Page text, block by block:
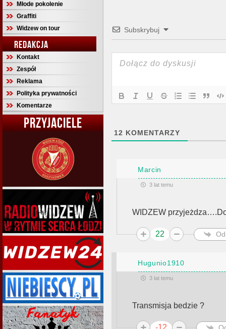
Młode pokolenie
Graffiti
Widzew on tour
REDAKCJA
Kontakt
Zespół
Reklama
Polityka prywatności
Komentarze
PRZYJACIELE
Subskrybuj
12 KOMENTARZY
Marcin
3 lat temu
WIDZEW
22
Hugunio1910
3 lat temu
Transmisja bedzie ?
-12